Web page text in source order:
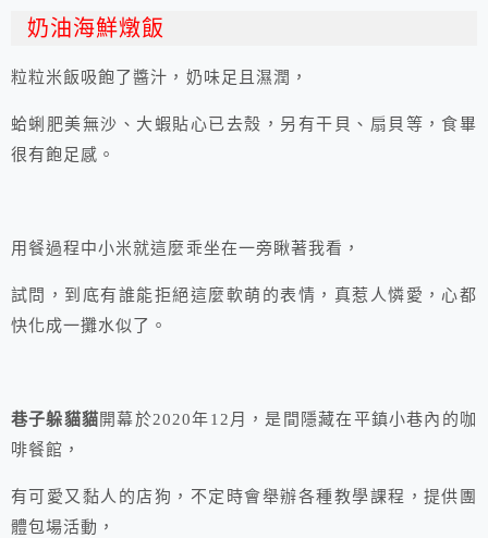
奶油海鮮燉飯
粒粒米飯吸飽了醬汁，奶味足且濕潤，
蛤蜊肥美無沙、大蝦貼心已去殼，另有干貝、扇貝等，食畢
很有飽足感。
用餐過程中小米就這麼乖坐在一旁瞅著我看，
試問，到底有誰能拒絕這麼軟萌的表情，真惹人憐愛，心都
快化成一攤水似了。
巷子躲貓貓開幕於2020年12月，是間隱藏在平鎮小巷內的咖
啡餐館，
有可愛又黏人的店狗，不定時會舉辦各種教學課程，提供團
體包場活動，